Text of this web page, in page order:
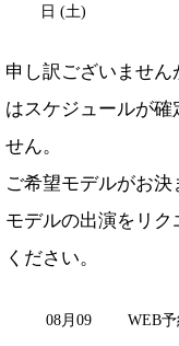
日 (土)
申し訳ございません
はスケジュールが確
せん。
ご希望モデルがお決
モデルの出演をリク
ください。
08月09 WEB